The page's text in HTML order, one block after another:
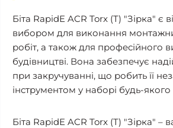
Біта RapidE ACR Torx (T) "Зірка" є
вибором для виконання
робіт, а також для професійного
будівництві. Вона забезпечує
при закручуванні, що робить її
інструментом у наборі будь-
Біта RapidE ACR Torx (T) "Зірка" –